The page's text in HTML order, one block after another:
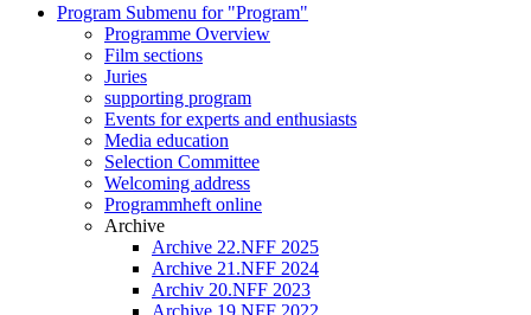
Program Submenu for "Program"
Programme Overview
Film sections
Juries
supporting program
Events for experts and enthusiasts
Media education
Selection Committee
Welcoming address
Programmheft online
Archive
Archive 22.NFF 2025
Archive 21.NFF 2024
Archiv 20.NFF 2023
Archive 19.NFF 2022